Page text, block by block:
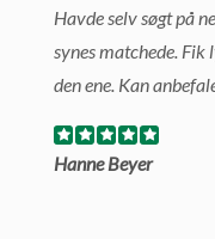
Havde selv søgt på
synes matchede.
den ene. Kan
Hanne Beyer